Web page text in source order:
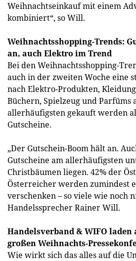
Weihnachtseinkauf mit einem
kombiniert“, so Will.
Weihnachtsshopping-Trends:
an, auch Elektro im Trend
Bei den Weihnachtsshopping-
auch in der zweiten Woche eine
nach Elektro-Produkten,
Büchern, Spielzeug und Parfüms
allerhäufigsten gekauft werden
Gutscheine.
„Der Gutschein-Boom hält an.
Gutscheine am allerhäufigsten
Christbäumen liegen. 42% der
Österreicher werden zumindest
verschenken – so viele wie noch
Handelssprecher Rainer Will.
Handelsverband & WIFO laden
großen Weihnachts-
Wie wirkt sich das alles auf die